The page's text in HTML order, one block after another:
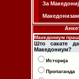
За
Македонизам
Македониум
Што сакате
Македониум?
Историја
Пропаганда